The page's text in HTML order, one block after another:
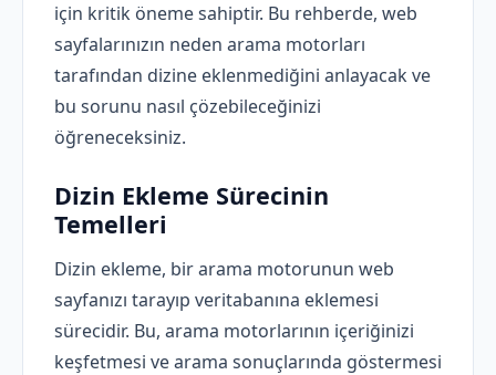
için kritik öneme sahiptir. Bu rehberde, web
sayfalarınızın neden arama motorları
tarafından dizine eklenmediğini anlayacak ve
bu sorunu nasıl çözebileceğinizi
öğreneceksiniz.
Dizin Ekleme Sürecinin
Temelleri
Dizin ekleme, bir arama motorunun web
sayfanızı tarayıp veritabanına eklemesi
sürecidir. Bu, arama motorlarının içeriğinizi
keşfetmesi ve arama sonuçlarında göstermesi